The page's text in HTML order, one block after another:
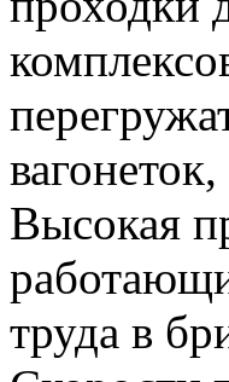
Высокая
труда в